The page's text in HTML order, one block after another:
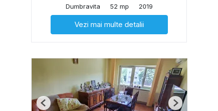
Dumbravita
52 mp 2019
Vezi mai multe detalii
Previous Next